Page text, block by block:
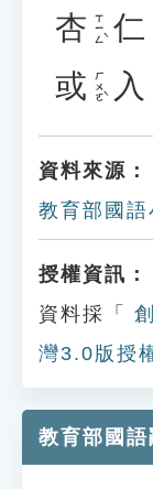
杏 ㄒㄧㄥˋ 仁
或 ㄏㄨㄛˋ 入
資料來源：
教育部國
授權資訊：
資料採「
灣3.0版授
教育部國